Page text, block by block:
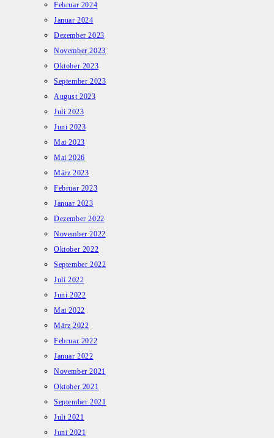
Februar 2024
Januar 2024
Dezember 2023
November 2023
Oktober 2023
September 2023
August 2023
Juli 2023
Juni 2023
Mai 2023
Mai 2026
März 2023
Februar 2023
Januar 2023
Dezember 2022
November 2022
Oktober 2022
September 2022
Juli 2022
Juni 2022
Mai 2022
März 2022
Februar 2022
Januar 2022
November 2021
Oktober 2021
September 2021
Juli 2021
Juni 2021